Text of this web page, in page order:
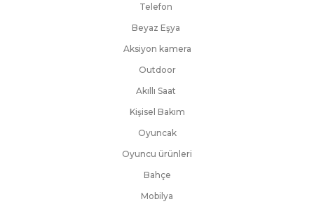
Telefon
Beyaz Eşya
Aksiyon kamera
Outdoor
Akıllı Saat
Kişisel Bakım
Oyuncak
Oyuncu ürünleri
Bahçe
Mobilya